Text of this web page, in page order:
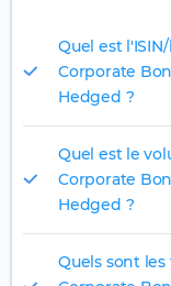
Quel est
Corporate
Hedged ?
Quel est le
Corporate
Hedged ?
Quels sont les